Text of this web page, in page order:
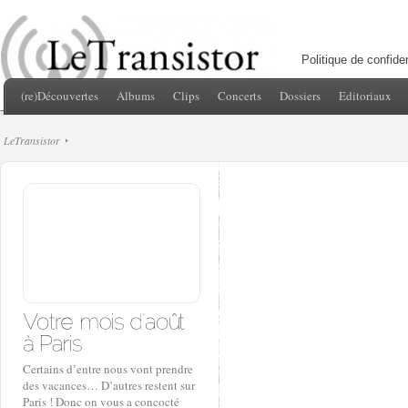
Politique de
(re)Découvertes Albums Clips Concerts Dossiers Editoriaux
LeTransistor
Certains d’entre nous vont prendre
des vacances… D’autres restent sur
Paris ! Donc on vous a concocté